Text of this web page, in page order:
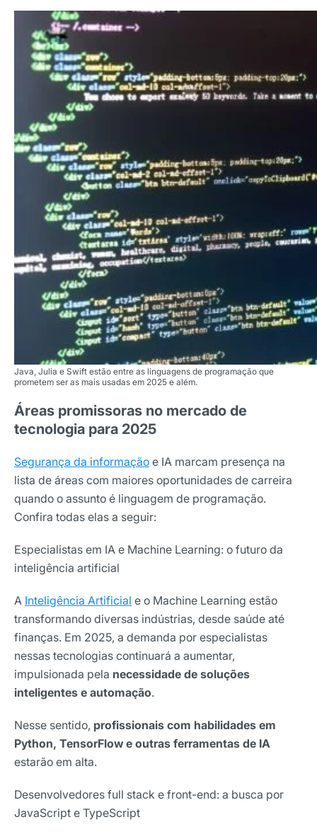
Java, Julia e Swift estão entre as linguagens de programação que
prometem ser as mais usadas em 2025 e além.
Áreas promissoras no mercado de
tecnologia para 2025
Segurança da informação e IA marcam presença na
lista de áreas com maiores oportunidades de carreira
quando o assunto é linguagem de programação.
Confira todas elas a seguir:
Especialistas em IA e Machine Learning: o futuro da
inteligência artificial
A Inteligência Artificial e o Machine Learning estão
transformando diversas indústrias, desde saúde até
finanças. Em 2025, a demanda por especialistas
nessas tecnologias continuará a aumentar,
impulsionada pela necessidade de soluções
inteligentes e automação.
Nesse sentido, profissionais com habilidades em
Python, TensorFlow e outras ferramentas de IA
estarão em alta.
Desenvolvedores full stack e front-end: a busca por
JavaScript e TypeScript